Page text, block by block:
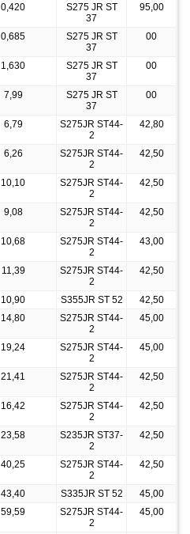
0,420
S275 JR ST
37
95,00
0,685
S275 JR ST
37
00
1,630
S275 JR ST
37
00
7,99
S275 JR ST
37
00
6,79
S275JR ST44-
2
42,80
6,26
S275JR ST44-
2
42,50
10,10
S275JR ST44-
2
42,50
9,08
S275JR ST44-
2
42,50
10,68
S275JR ST44-
2
43,00
11,39
S275JR ST44-
2
42,50
10,90 S355JR ST 52
42,50
14,80
S275JR ST44-
2
45,00
19,24
S275JR ST44-
2
45,00
21,41
S275JR ST44-
2
42,50
16,42
S275JR ST44-
2
42,50
23,58
S235JR ST37-
2
42,50
40,25
S275JR ST44-
2
42,50
43,40 S335JR ST 52
45,00
59,59
S275JR ST44-
2
45,00